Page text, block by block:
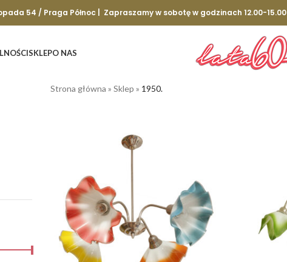
54 / Praga Północ | Zapraszamy w sobotę w godzinach 12.00-15.00
SKLEPO NAS
Strona główna » Sklep » 1950.